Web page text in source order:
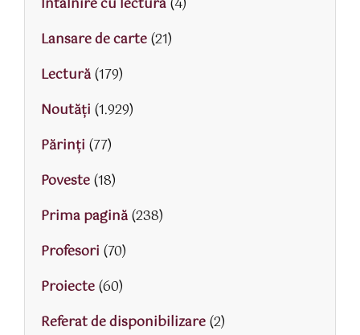
Intalnire cu lectura(4)
Lansare de carte(21)
Lectură(179)
Noutăți (1.929)
Părinţi (77)
Poveste(18)
Prima pagină(238)
Profesori (70)
Proiecte(60)
Referat de disponibilizare(2)